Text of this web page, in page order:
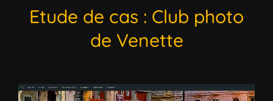
Etude de cas : Club photo
de Venette